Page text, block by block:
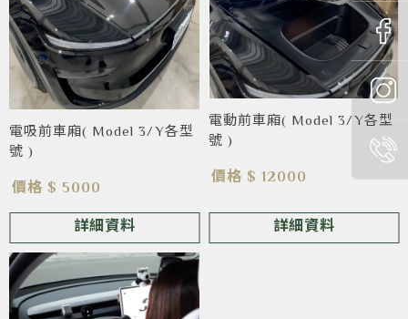
電吸前車廂( Model 3/Y各型
號 )
價格 $ 5000
詳細資料
電動前車廂( Model 3/Y各型
號 )
價格 $ 12000
詳細資料